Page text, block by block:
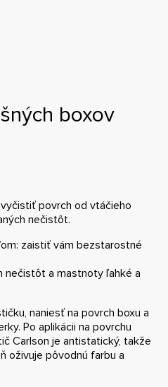
boxov
povrch od vtáčieho
nečistôt.
zaistiť vám bezstarostné
nečistôt a mastnoty ľahké a
naniesť na povrch boxu a
Po aplikácii na povrchu
Carlson je antistatický, takže
oživuje pôvodnú farbu a